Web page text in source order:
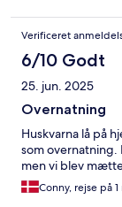
Verificeret
6/10 Godt
25. jun. 2025
Overnatning
Huskvarna lå på
som
men vi blev
Conny, rejse på 1